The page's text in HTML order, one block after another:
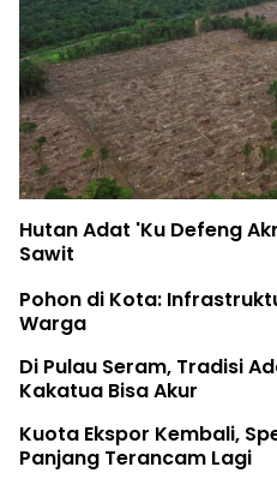
Hutan Adat 'Ku Defeng
Sawit
Pohon di Kota:
Warga
Di Pulau Seram, Tradisi
Kakatua Bisa Akur
Kuota Ekspor Kembali,
Panjang Terancam Lagi